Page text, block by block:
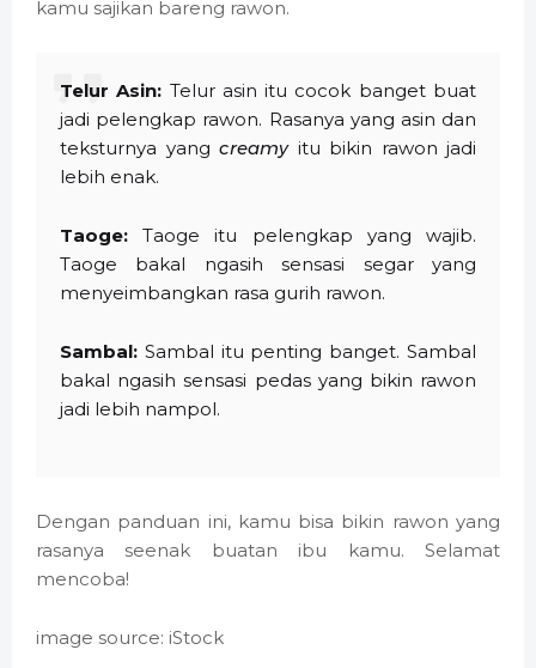
kamu sajikan bareng rawon.
Telur Asin: Telur asin itu cocok banget buat
jadi pelengkap rawon. Rasanya yang asin dan
teksturnya yang creamyitu bikin rawon jadi
lebih enak.
Taoge: Taoge itu pelengkap yang wajib.
Taoge bakal ngasih sensasi segar yang
menyeimbangkan rasa gurih rawon.
Sambal: Sambal itu penting banget. Sambal
bakal ngasih sensasi pedas yang bikin rawon
jadi lebih nampol.
Dengan panduan ini, kamu bisa bikin rawon yang
rasanya seenak buatan ibu kamu. Selamat
mencoba!
image source: iStock